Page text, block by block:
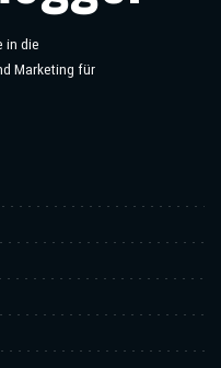
in die
Marketing für